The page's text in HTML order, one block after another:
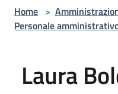
Home >
Personale
Laura